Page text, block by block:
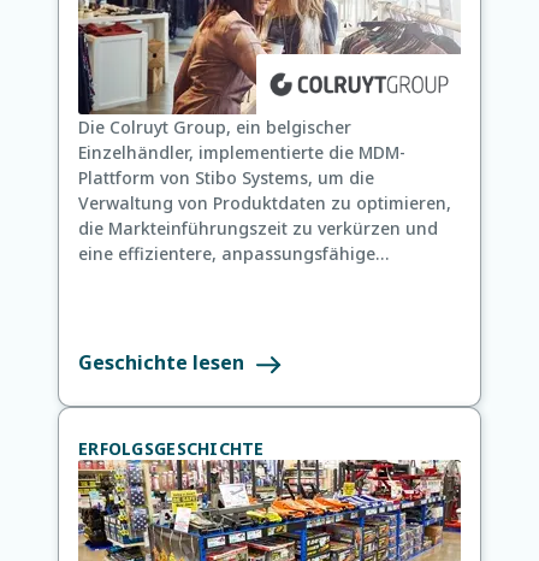
Die Colruyt Group, ein belgischer
Einzelhändler, implementierte die MDM-
Plattform von Stibo Systems, um die
Verwaltung von Produktdaten zu optimieren,
die Markteinführungszeit zu verkürzen und
eine effizientere, anpassungsfähige
Geschichte lesen
ERFOLGSGESCHICHTE